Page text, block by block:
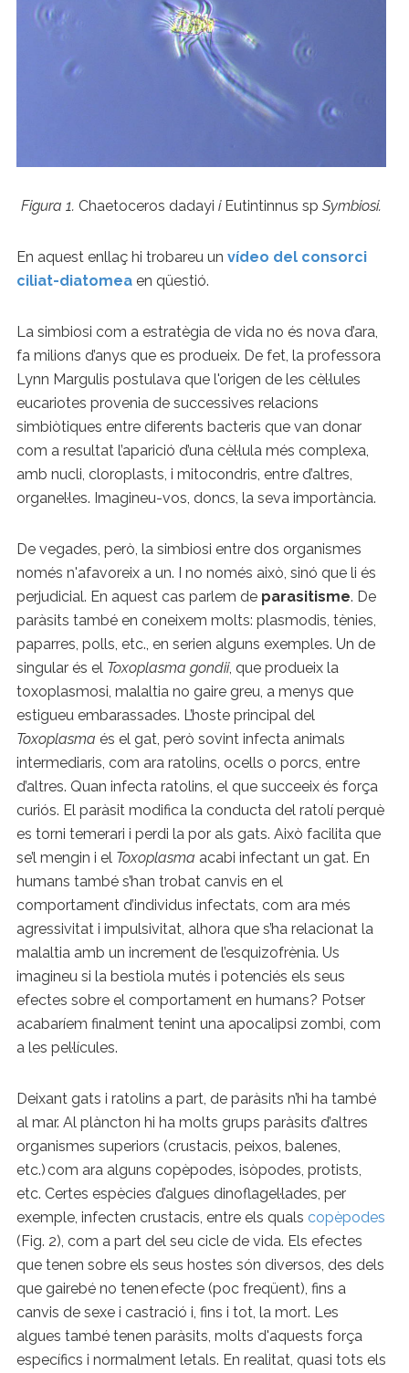
Figura 1. Chaetoceros dadayi i Eutintinnus sp Symbiosi.
En aquest enllaç hi trobareu un vídeo del consorci
ciliat-diatomeaen qüestió.
La simbiosi com a estratègia de vida no és nova d’ara,
fa milions d’anys que es produeix. De fet, la professora
Lynn Margulis postulava que l'origen de les cèl·lules
eucariotes provenia de successives relacions
simbiòtiques entre diferents bacteris que van donar
com a resultat l’aparició d’una cèl·lula més complexa,
amb nucli, cloroplasts, i mitocondris, entre d’altres,
organel·les. Imagineu-vos, doncs, la seva importància.
De vegades, però, la simbiosi entre dos organismes
només n'afavoreix a un. I no només això, sinó que li és
perjudicial. En aquest cas parlem de parasitisme. De
paràsits també en coneixem molts: plasmodis, tènies,
paparres, polls, etc., en serien alguns exemples. Un de
singular és el Toxoplasma gondii, que produeix la
toxoplasmosi, malaltia no gaire greu, a menys que
estigueu embarassades. L’hoste principal del
Toxoplasma és el gat, però sovint infecta animals
intermediaris, com ara ratolins, ocells o porcs, entre
d’altres. Quan infecta ratolins, el que succeeix és força
curiós. El paràsit modifica la conducta del ratolí perquè
es torni temerari i perdi la por als gats. Això facilita que
se’l mengin i el Toxoplasma acabi infectant un gat. En
humans també s’han trobat canvis en el
comportament d’individus infectats, com ara més
agressivitat i impulsivitat, alhora que s’ha relacionat la
malaltia amb un increment de l’esquizofrènia. Us
imagineu si la bestiola mutés i potenciés els seus
efectes sobre el comportament en humans? Potser
acabaríem finalment tenint una apocalipsi zombi, com
a les pel·lícules.
Deixant gats i ratolins a part, de paràsits n’hi ha també
al mar. Al plàncton hi ha molts grups paràsits d’altres
organismes superiors (crustacis, peixos, balenes,
etc.) com ara alguns copèpodes, isòpodes, protists,
etc. Certes espècies d’algues dinoflagel·lades, per
exemple, infecten crustacis, entre els quals copèpodes
(Fig. 2), com a part del seu cicle de vida. Els efectes
que tenen sobre els seus hostes són diversos, des dels
que gairebé no tenen efecte (poc freqüent), fins a
canvis de sexe i castració i, fins i tot, la mort. Les
algues també tenen paràsits, molts d'aquests força
específics i normalment letals. En realitat, quasi tots els